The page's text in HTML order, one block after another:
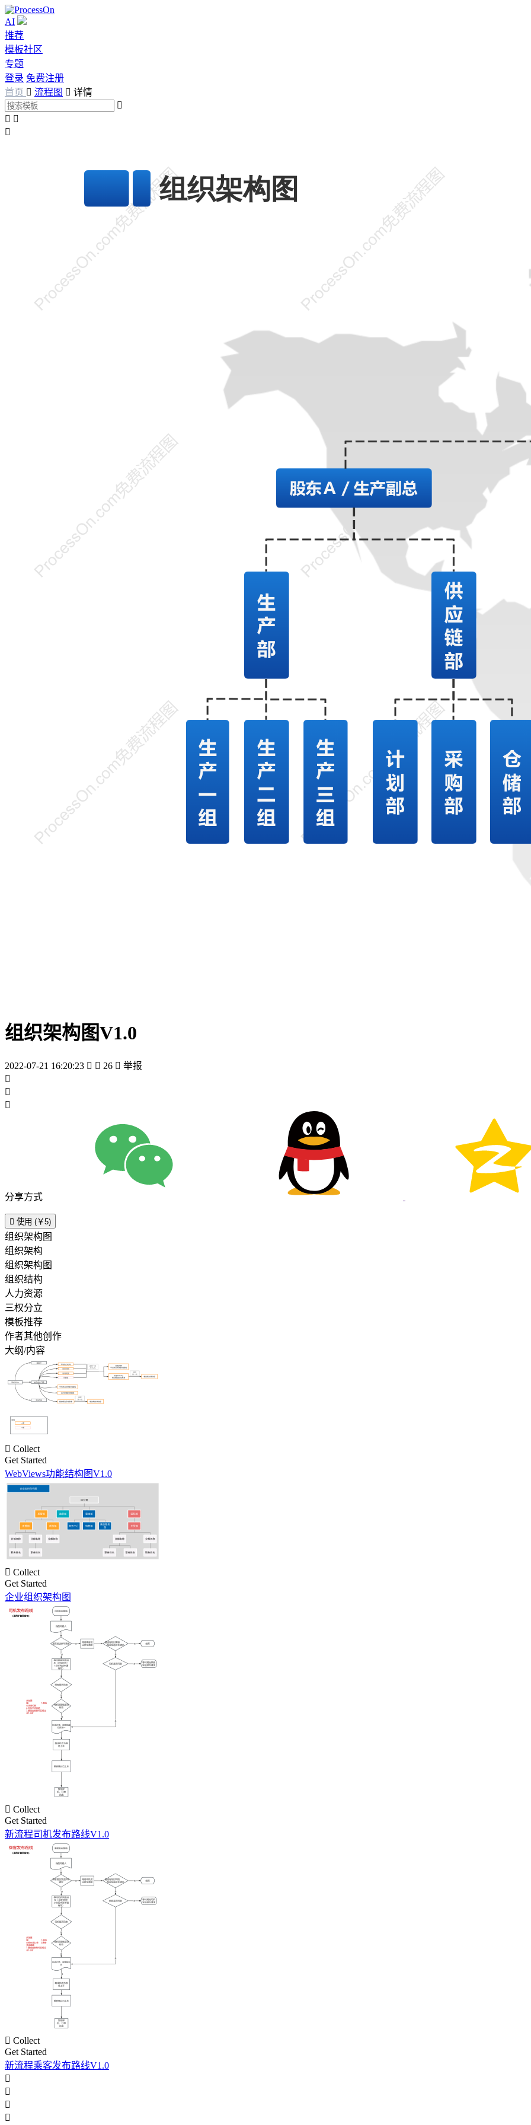
AI
推荐
模板社区
专题
登录 免费注册
首页  流程图  详情

 

组织架构图V1.0
2022-07-21 16:20:23   26  举报



分享方式
 使用 (￥5)
组织架构图
组织架构
组织架构图
组织结构
人力资源
三权分立
模板推荐
作者其他创作
大纲/内容
 Collect
Get Started
WebViews功能结构图V1.0
 Collect
Get Started
企业组织架构图
 Collect
Get Started
新流程司机发布路线V1.0
 Collect
Get Started
新流程乘客发布路线V1.0



